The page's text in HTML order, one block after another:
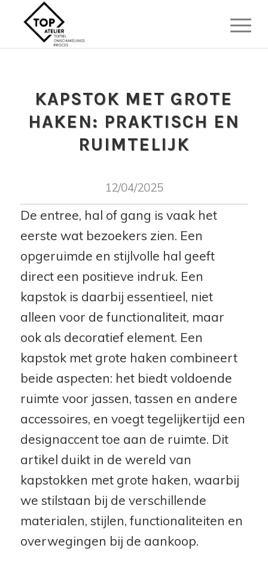
KAPSTOK MET GROTE
HAKEN: PRAKTISCH EN
RUIMTELIJK
12/04/2025
De entree, hal of gang is vaak het
eerste wat bezoekers zien. Een
opgeruimde en stijlvolle hal geeft
direct een positieve indruk. Een
kapstok is daarbij essentieel, niet
alleen voor de functionaliteit, maar
ook als decoratief element. Een
kapstok met grote haken combineert
beide aspecten: het biedt voldoende
ruimte voor jassen, tassen en andere
accessoires, en voegt tegelijkertijd een
designaccent toe aan de ruimte. Dit
artikel duikt in de wereld van
kapstokken met grote haken, waarbij
we stilstaan bij de verschillende
materialen, stijlen, functionaliteiten en
overwegingen bij de aankoop.